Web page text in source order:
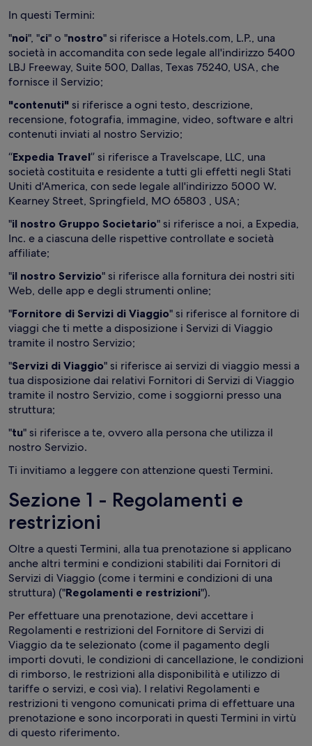
In questi Termini:
"noi", "ci" o "nostro" si riferisce a Hotels.com, L.P., una
società in accomandita con sede legale all'indirizzo 5400
LBJ Freeway, Suite 500, Dallas, Texas 75240, USA, che
fornisce il Servizio;
"contenuti" si riferisce a ogni testo, descrizione,
recensione, fotografia, immagine, video, software e altri
contenuti inviati al nostro Servizio;
“Expedia Travel” si riferisce a Travelscape, LLC, una
società costituita e residente a tutti gli effetti negli Stati
Uniti d'America, con sede legale all'indirizzo 5000 W.
Kearney Street, Springfield, MO 65803 , USA;
"il nostro Gruppo Societario" si riferisce a noi, a Expedia,
Inc. e a ciascuna delle rispettive controllate e società
affiliate;
"il nostro Servizio" si riferisce alla fornitura dei nostri siti
Web, delle app e degli strumenti online;
"Fornitore di Servizi di Viaggio" si riferisce al fornitore di
viaggi che ti mette a disposizione i Servizi di Viaggio
tramite il nostro Servizio;
"Servizi di Viaggio" si riferisce ai servizi di viaggio messi a
tua disposizione dai relativi Fornitori di Servizi di Viaggio
tramite il nostro Servizio, come i soggiorni presso una
struttura;
"tu" si riferisce a te, ovvero alla persona che utilizza il
nostro Servizio.
Ti invitiamo a leggere con attenzione questi Termini.
Sezione 1 - Regolamenti e
restrizioni
Oltre a questi Termini, alla tua prenotazione si applicano
anche altri termini e condizioni stabiliti dai Fornitori di
Servizi di Viaggio (come i termini e condizioni di una
struttura) ("Regolamenti e restrizioni").
Per effettuare una prenotazione, devi accettare i
Regolamenti e restrizioni del Fornitore di Servizi di
Viaggio da te selezionato (come il pagamento degli
importi dovuti, le condizioni di cancellazione, le condizioni
di rimborso, le restrizioni alla disponibilità e utilizzo di
tariffe o servizi, e così via). I relativi Regolamenti e
restrizioni ti vengono comunicati prima di effettuare una
prenotazione e sono incorporati in questi Termini in virtù
di questo riferimento.